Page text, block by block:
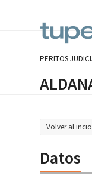
PERITOS
Volver al incio
Datos